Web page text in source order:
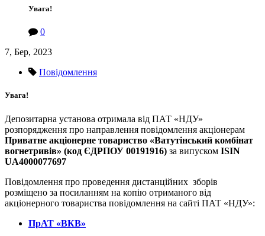
Увага!
0
7, Бер, 2023
Повідомлення
Увага!
Депозитарна установа отримала від ПАТ «НДУ»
розпорядження про направлення повідомлення акціонерам
Приватне акціонерне товариство «Ватутінський комбінат
вогнетривів» (код ЄДРПОУ 00191916) за випуском ISIN
UA4000077697
Повідомлення про проведення дистанційних зборів
розміщено за посиланням на копію отриманого від
акціонерного товариства повідомлення на сайті ПАТ «НДУ»:
ПрАТ «ВКВ»